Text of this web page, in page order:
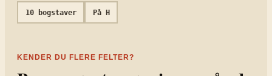
10bogstaver På H
KENDER DU FLERE FELTER?